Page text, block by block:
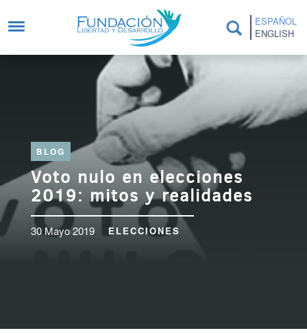
ESPAÑOL
ENGLISH
BLOG
Voto nulo en elecciones
2019: mitos y realidades
30 Mayo 2019 ELECCIONES